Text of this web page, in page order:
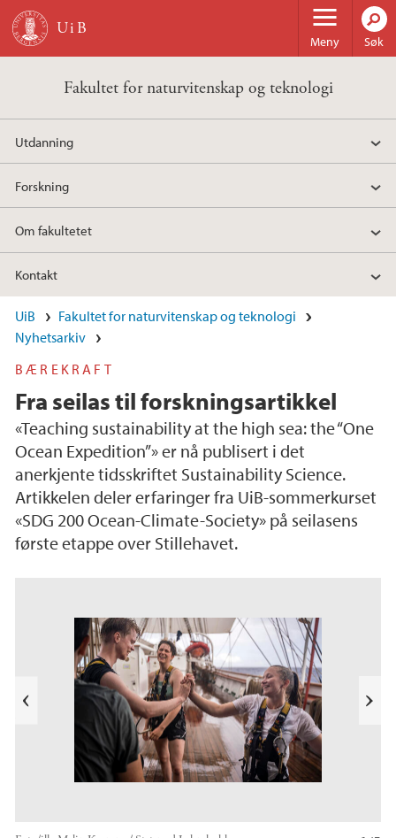
Hopp til hovedinnhold
Meny Søk
Fakultet for naturvitenskap og teknologi
Utdanning
Forskning
Om fakultetet
Kontakt
UiB
Fakultet for naturvitenskap og teknologi
Nyhetsarkiv
BÆREKRAFT
Fra seilas til forskningsartikkel
«Teaching sustainability at the high sea: the “One
Ocean Expedition”» er nå publisert i det
anerkjente tidsskriftet Sustainability Science.
Artikkelen deler erfaringer fra UiB-sommerkurset
«SDG 200 Ocean-Climate-Society» på seilasens
første etappe over Stillehavet.